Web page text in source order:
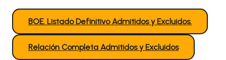
BOE. Listado Definitivo Admitidos y Excluidos.
Relación Completa Admitidos y Excluidos